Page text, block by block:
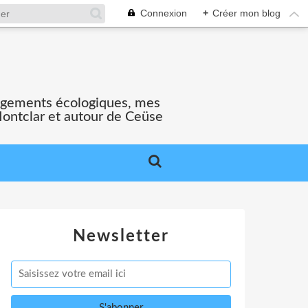
Connexion + Créer mon blog
écologiques, mes
et autour de Ceüse
Newsletter